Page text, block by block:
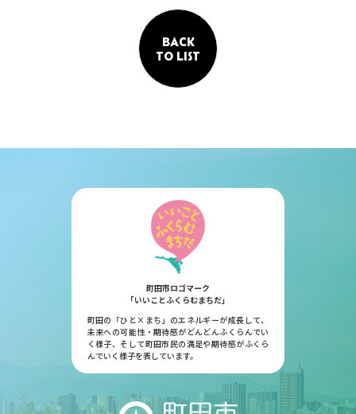
BACK
TO LIST
町田市ロゴマーク
「いいことふくらむまちだ」
町田の「ひと×まち」のエネルギーが成長して、
未来への可能性・期待感がどんどんふくらんでい
く様子、そして町田市民の満足や期待感がふくら
んでいく様子を表しています。